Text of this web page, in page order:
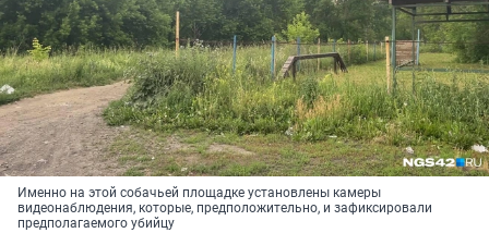
Именно на этой собачьей площадке установлены камеры
видеонаблюдения, которые, предположительно, и зафиксировали
предполагаемого убийцу